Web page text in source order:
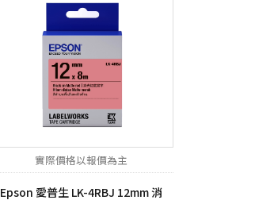
實際價格以報價為主
Epson 愛普生 LK-4RBJ 12mm 消